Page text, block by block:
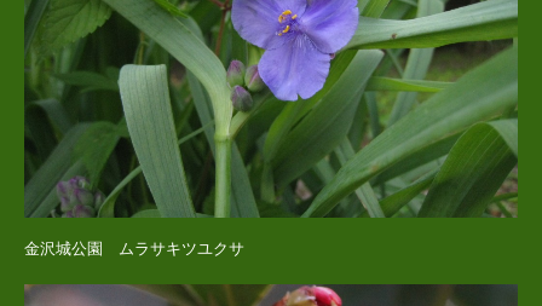
金沢城公園 ムラサキツユクサ